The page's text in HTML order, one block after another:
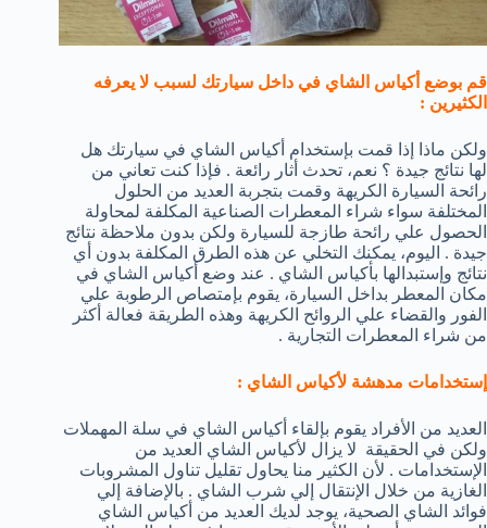
قم بوضع أكياس الشاي في داخل سيارتك لسبب لا يعرفه
الكثيرين :
ولكن ماذا إذا قمت بإستخدام أكياس الشاي في سيارتك هل
لها نتائج جيدة ؟ نعم، تحدث أثار رائعة . فإذا كنت تعاني من
رائحة السيارة الكريهة وقمت بتجربة العديد من الحلول
المختلفة سواء شراء المعطرات الصناعية المكلفة لمحاولة
الحصول علي رائحة طازجة للسيارة ولكن بدون ملاحظة نتائج
جيدة . اليوم، يمكنك التخلي عن هذه الطرق المكلفة بدون أي
نتائج وإستبدالها بأكياس الشاي . عند وضع أكياس الشاي في
مكان المعطر بداخل السيارة، يقوم بإمتصاص الرطوبة علي
الفور والقضاء علي الروائح الكريهة وهذه الطريقة فعالة أكثر
من شراء المعطرات التجارية .
إستخدامات مدهشة لأكياس الشاي :
العديد من الأفراد يقوم بإلقاء أكياس الشاي في سلة المهملات
ولكن في الحقيقة لا يزال لأكياس الشاي العديد من
الإستخدامات . لأن الكثير منا يحاول تقليل تناول المشروبات
الغازية من خلال الإنتقال إلي شرب الشاي . بالإضافة إلي
فوائد الشاي الصحية، يوجد لديك العديد من أكياس الشاي